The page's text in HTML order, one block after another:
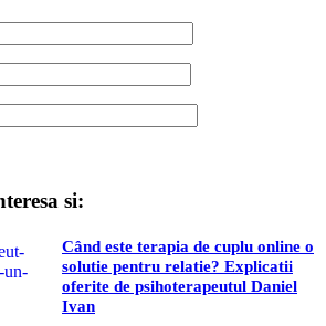
si:
Când este terapia de cuplu online o
solutie pentru relatie? Explicatii
oferite de psihoterapeutul Daniel
Ivan